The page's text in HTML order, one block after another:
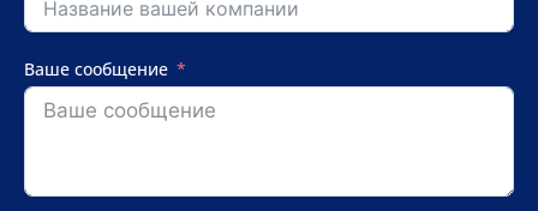
Ваше сообщение